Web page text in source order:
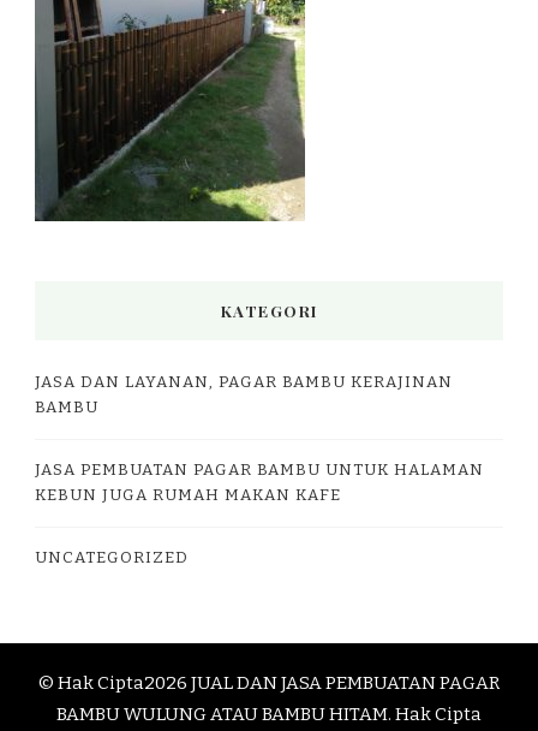
KATEGORI
JASA DAN LAYANAN, PAGAR BAMBU KERAJINAN
BAMBU
JASA PEMBUATAN PAGAR BAMBU UNTUK HALAMAN
KEBUN JUGA RUMAH MAKAN KAFE
UNCATEGORIZED
© Hak Cipta2026 JUAL DAN JASA PEMBUATAN PAGAR
BAMBU WULUNG ATAU BAMBU HITAM. Hak Cipta